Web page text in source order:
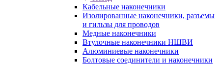
Кабельные наконечники
Изолированные наконечники, разъемы
и гильзы для проводов
Медные наконечники
Втулочные наконечники НШВИ
Алюминиевые наконечники
Болтовые соединители и наконечники